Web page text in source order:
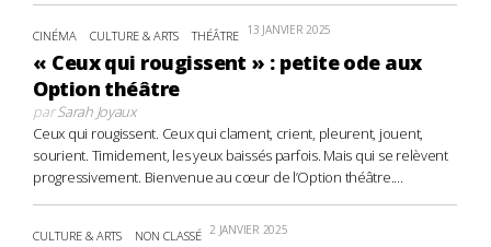
CINÉMA CULTURE & ARTS THÉÂTRE 13 JANVIER 2025
« Ceux qui rougissent » : petite ode aux
Option théâtre
parSarah Joyaux
Ceux qui rougissent. Ceux qui clament, crient, pleurent, jouent,
sourient. Timidement, les yeux baissés parfois. Mais qui se relèvent
progressivement. Bienvenue au cœur de l’Option théâtre....
CULTURE & ARTS NON CLASSÉ 2 JANVIER 2025